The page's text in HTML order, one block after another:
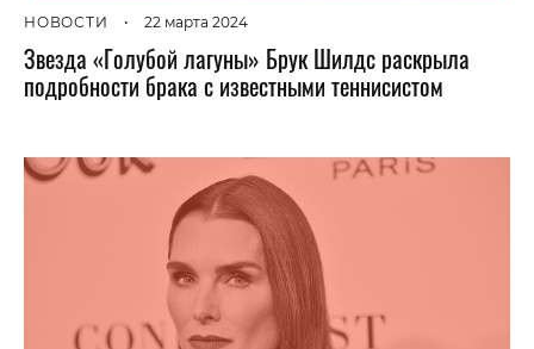
НОВОСТИ • 22 марта 2024
Звезда «Голубой лагуны» Брук Шилдс раскрыла
подробности брака с известными теннисистом